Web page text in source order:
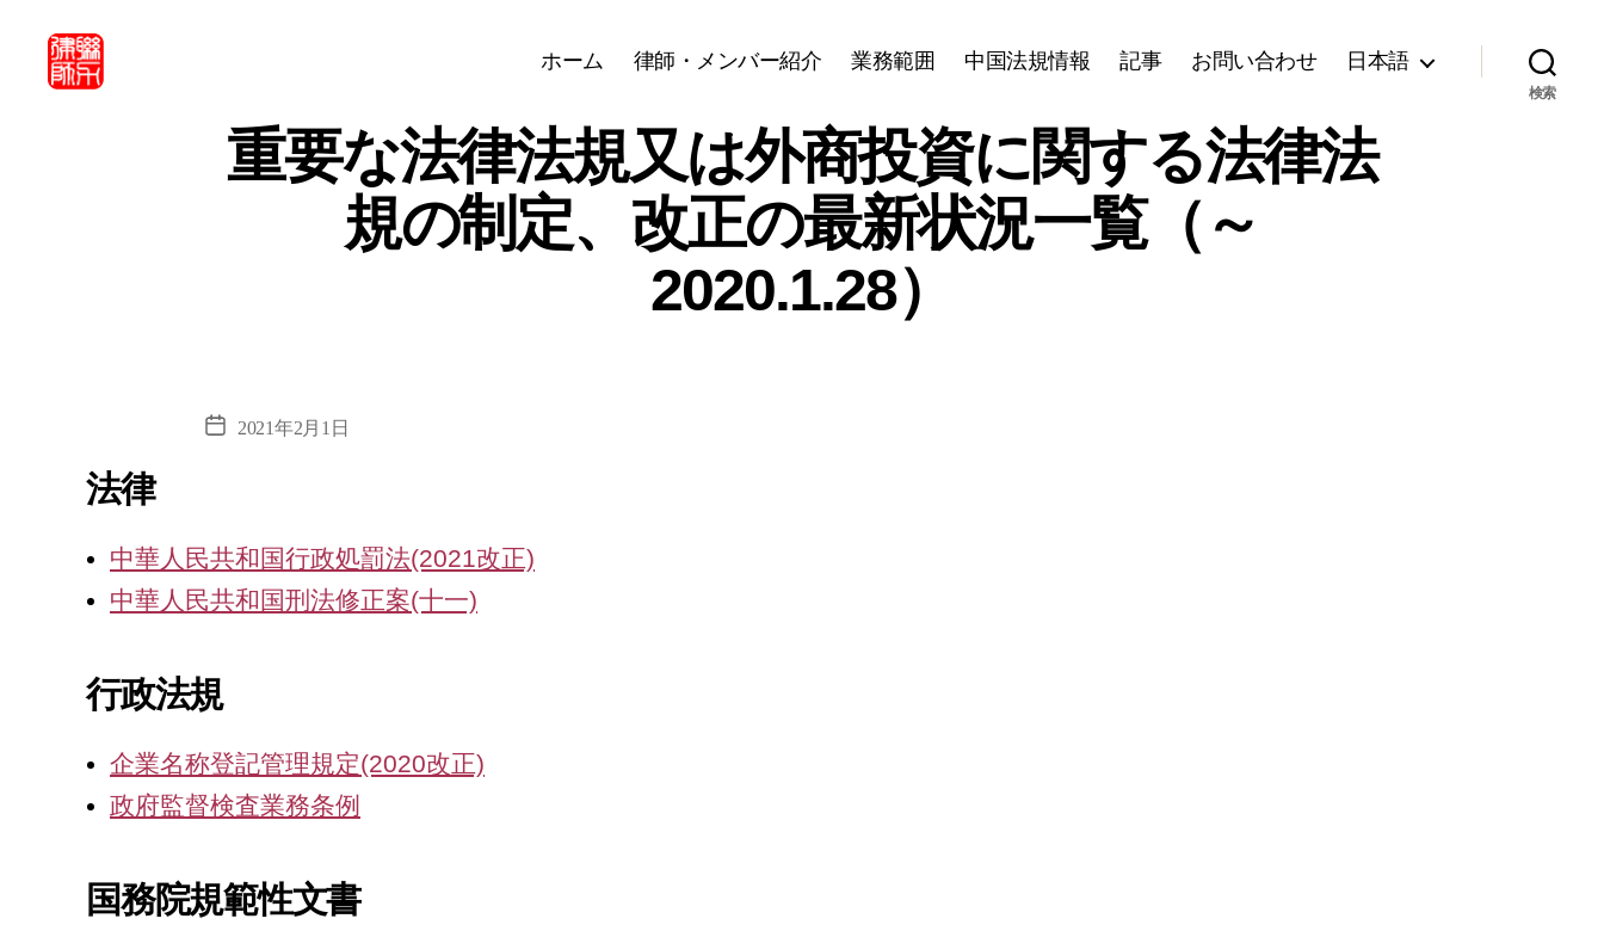
ホーム 律師・メンバー紹介 業務範囲 中国法規情報 記事 お問い合わせ 日本語
検索
重要な法律法規又は外商投資に関する法律法
規の制定、改正の最新状況一覧（～
2020.1.28）
投
2021年2月1日
法律
中華人民共和国行政処罰法(2021改正)
中華人民共和国刑法修正案(十一)
行政法規
企業名称登記管理規定(2020改正)
政府監督検査業務条例
国務院規範性文書